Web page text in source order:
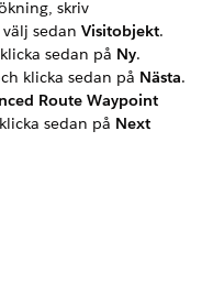
skriv
sedan Visitobjekt.
sedan på Ny.
klicka sedan på Nästa.
Route Waypoint
sedan på Next
egna relaterade fält